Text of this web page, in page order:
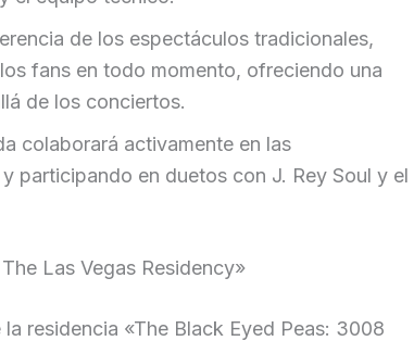
de los espectáculos tradicionales,
fans en todo momento, ofreciendo una
de los conciertos.
colaborará activamente en las
participando en duetos con J. Rey Soul y el
Las Vegas Residency»
residencia «The Black Eyed Peas: 3008